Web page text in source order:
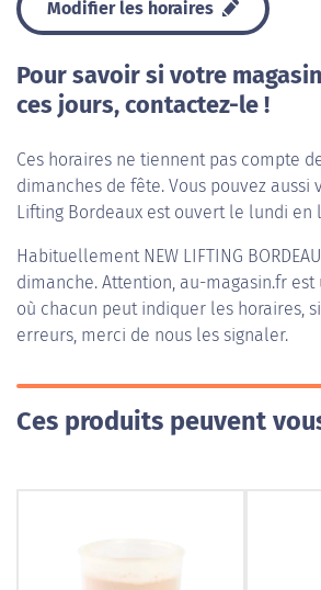
Modifier les horaires
Pour savoir si votre
ces jours, contactez-le !
Ces horaires ne tiennent pas compte
dimanches de fête. Vous pouvez aussi
Lifting Bordeaux est ouvert le lundi en
Habituellement NEW LIFTING
dimanche. Attention, au-magasin.fr
où chacun peut indiquer les horaires,
erreurs, merci de nous les signaler.
Ces produits peuvent